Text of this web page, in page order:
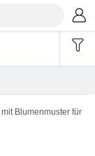
mit Blumenmuster für